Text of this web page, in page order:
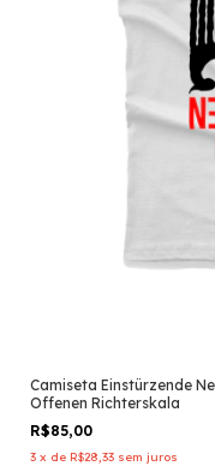
Camiseta Einstürzende
Offenen Richterskala
R$85,00
3 x de R$28,33 sem juros